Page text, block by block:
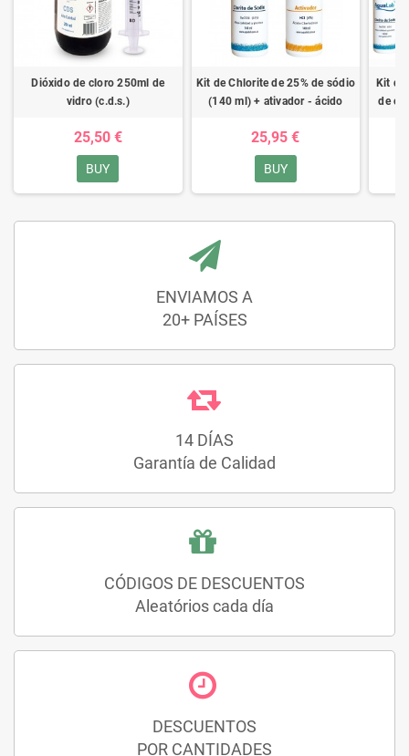
Dióxido de cloro 250ml de
vidro (c.d.s.)
25,50 €
BUY
Kit de Chlorite de 25% de sódio
(140 ml) + ativador - ácido
25,95 €
BUY
Kit de
de
ENVIAMOS A
20+ PAÍSES
14 DÍAS
Garantía de Calidad
CÓDIGOS DE DESCUENTOS
Aleatórios cada día
DESCUENTOS
POR CANTIDADES